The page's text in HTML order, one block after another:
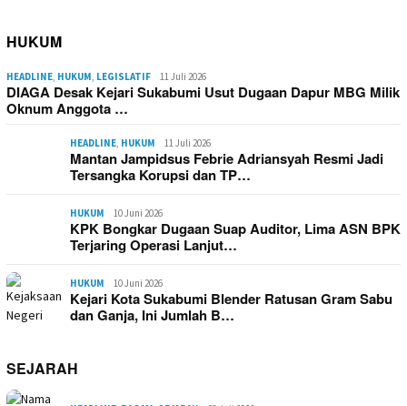
HUKUM
HEADLINE, HUKUM, LEGISLATIF 11 Juli 2026
DIAGA Desak Kejari Sukabumi Usut Dugaan Dapur MBG Milik
Oknum Anggota …
HEADLINE, HUKUM 11 Juli 2026
Mantan Jampidsus Febrie Adriansyah Resmi Jadi
Tersangka Korupsi dan TP…
HUKUM 10 Juni 2026
KPK Bongkar Dugaan Suap Auditor, Lima ASN BPK
Terjaring Operasi Lanjut…
HUKUM 10 Juni 2026
Kejari Kota Sukabumi Blender Ratusan Gram Sabu
dan Ganja, Ini Jumlah B…
SEJARAH